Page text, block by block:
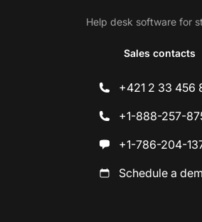
Help desk software for
Sales contacts
+421 2 33 456
+1-888-257-
+1-786-204-
Schedule a